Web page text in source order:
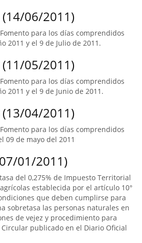
(14/06/2011)
para los días comprendidos
2011 y el 9 de Julio de 2011.
(11/05/2011)
para los días comprendidos
2011 y el 9 de Junio de 2011.
(13/04/2011)
para los días comprendidos
09 de mayo del 2011
01/2011)
del 0,275% de Impuesto Territorial
establecida por el artículo 10°
que deben cumplirse para
sobretasa las personas naturales en
de vejez y procedimiento para
publicado en el Diario Oficial